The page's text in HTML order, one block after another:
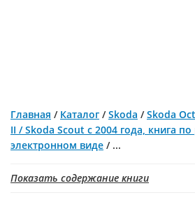
Главная / Каталог /Skoda /Skoda
II / Skoda Scout с 2004 года, книга
электронном виде / ...
Показать содержание книги